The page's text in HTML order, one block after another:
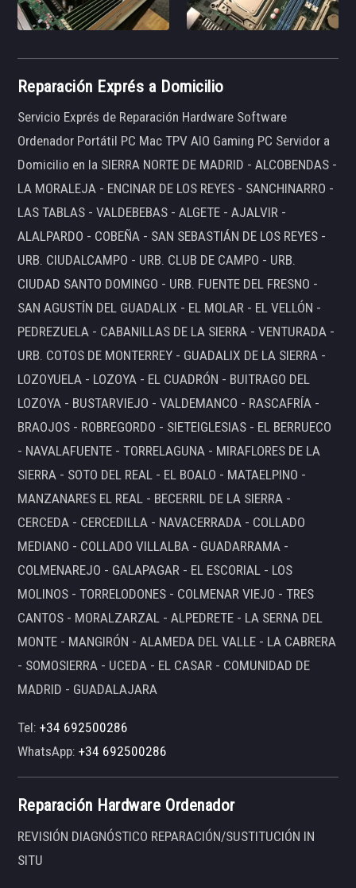
Reparación Exprés a Domicilio
Servicio Exprés de Reparación Hardware Software
Ordenador Portátil PC Mac TPV AIO Gaming PC Servidor a
Domicilio en la SIERRA NORTE DE MADRID - ALCOBENDAS -
LA MORALEJA - ENCINAR DE LOS REYES - SANCHINARRO -
LAS TABLAS - VALDEBEBAS - ALGETE - AJALVIR -
ALALPARDO - COBEÑA - SAN SEBASTIÁN DE LOS REYES -
URB. CIUDALCAMPO - URB. CLUB DE CAMPO - URB.
CIUDAD SANTO DOMINGO - URB. FUENTE DEL FRESNO -
SAN AGUSTÍN DEL GUADALIX - EL MOLAR - EL VELLÓN -
PEDREZUELA - CABANILLAS DE LA SIERRA - VENTURADA -
URB. COTOS DE MONTERREY - GUADALIX DE LA SIERRA -
LOZOYUELA - LOZOYA - EL CUADRÓN - BUITRAGO DEL
LOZOYA - BUSTARVIEJO - VALDEMANCO - RASCAFRÍA -
BRAOJOS - ROBREGORDO - SIETEIGLESIAS - EL BERRUECO
- NAVALAFUENTE - TORRELAGUNA - MIRAFLORES DE LA
SIERRA - SOTO DEL REAL - EL BOALO - MATAELPINO -
MANZANARES EL REAL - BECERRIL DE LA SIERRA -
CERCEDA - CERCEDILLA - NAVACERRADA - COLLADO
MEDIANO - COLLADO VILLALBA - GUADARRAMA -
COLMENAREJO - GALAPAGAR - EL ESCORIAL - LOS
MOLINOS - TORRELODONES - COLMENAR VIEJO - TRES
CANTOS - MORALZARZAL - ALPEDRETE - LA SERNA DEL
MONTE - MANGIRÓN - ALAMEDA DEL VALLE - LA CABRERA
- SOMOSIERRA - UCEDA - EL CASAR - COMUNIDAD DE
MADRID - GUADALAJARA
Tel:+34 692500286
WhatsApp:+34 692500286
Reparación Hardware Ordenador
REVISIÓN DIAGNÓSTICO REPARACIÓN/SUSTITUCIÓN IN
SITU